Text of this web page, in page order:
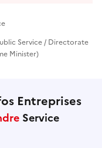
Service / Directorate
Minister)
Entreprises
Service